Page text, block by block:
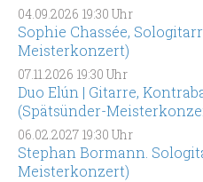
04.09.2026 19:30 Uhr
Sophie Chassée,
Meisterkonzert)
07.11.2026 19:30 Uhr
Duo Elún | Gitarre,
(Spätsünder-
06.02.2027 19:30 Uhr
Stephan Bormann.
Meisterkonzert)